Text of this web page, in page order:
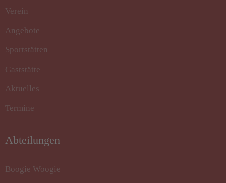
Verein
Angebote
Sportstätten
Gaststätte
Aktuelles
Termine
Abteilungen
Boogie Woogie